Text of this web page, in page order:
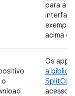
para
acima
Os
a
acesso